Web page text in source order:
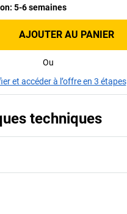
: 5-6 semaines
AJOUTER AU PANIER
Ou
et accéder à l’offre en 3 étapes
techniques